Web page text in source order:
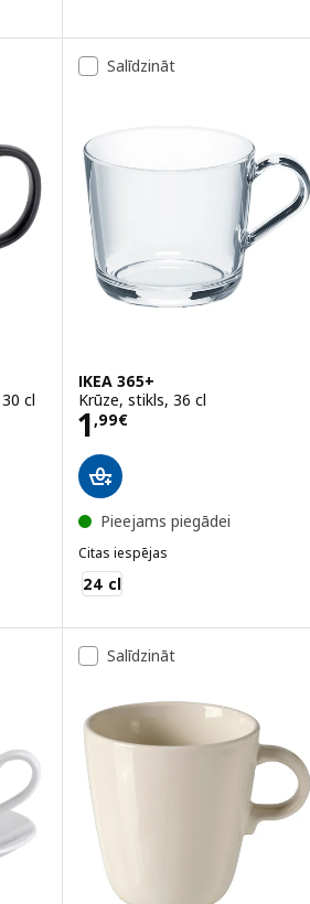
cl
30 cl
Salīdzināt
IKEA 365+
Krūze, stikls, 36 cl
1,99€
Cena 1,99€
Pieejams piegādei
Citas iespējas
IKEA 365+
24 cl
Salīdzināt